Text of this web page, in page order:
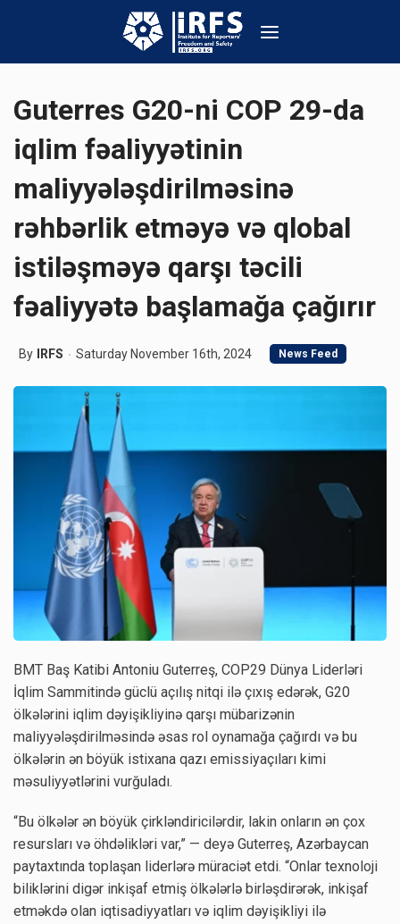
Guterres G20-ni COP 29-da
iqlim fəaliyyətinin
maliyyələşdirilməsinə
rəhbərlik etməyə və qlobal
istiləşməyə qarşı təcili
fəaliyyətə başlamağa çağırır
By IRFS Saturday November 16th, 2024 News Feed
BMT Baş Katibi Antoniu Guterreş, COP29 Dünya Liderləri
İqlim Sammitində güclü açılış nitqi ilə çıxış edərək, G20
ölkələrini iqlim dəyişikliyinə qarşı mübarizənin
maliyyələşdirilməsində əsas rol oynamağa çağırdı və bu
ölkələrin ən böyük istixana qazı emissiyaçıları kimi
məsuliyyətlərini vurğuladı.
“Bu ölkələr ən böyük çirkləndiricilərdir, lakin onların ən çox
resursları və öhdəlikləri var,” — deyə Guterreş, Azərbaycan
paytaxtında toplaşan liderlərə müraciət etdi. “Onlar texnoloji
biliklərini digər inkişaf etmiş ölkələrlə birləşdirərək, inkişaf
etməkdə olan iqtisadiyyatları və iqlim dəyişikliyi ilə